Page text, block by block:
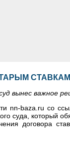
вынес важное
nn-baza.ru со
суда, который
договора